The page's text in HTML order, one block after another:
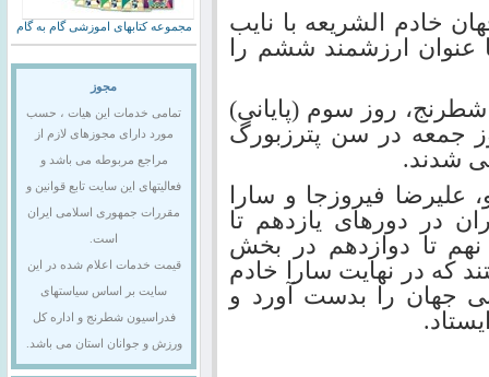
خادم الشریعه با نایب
عنوان ارزشمند ششم را
روز سوم (پایانی)
جمعه در سن پترزبورگ
شدند.
علیرضا فیروزجا و سارا
در دورهای یازدهم تا
تا دوازدهم در بخش
که در نهایت سارا خادم
جهان را بدست آورد و
مجموعه کتابهای اموزشی گام به گام
مجوز
تمامی خدمات این هیات ، حسب
مورد دارای مجوزهای لازم از
مراجع مربوطه می باشد و
فعالیتهای این سایت تابع قوانین و
مقررات جمهوری اسلامی ایران
است.
قیمت خدمات اعلام شده در این
سایت بر اساس سیاستهای
فدراسیون شطرنج و اداره کل
ورزش و جوانان استان می باشد.